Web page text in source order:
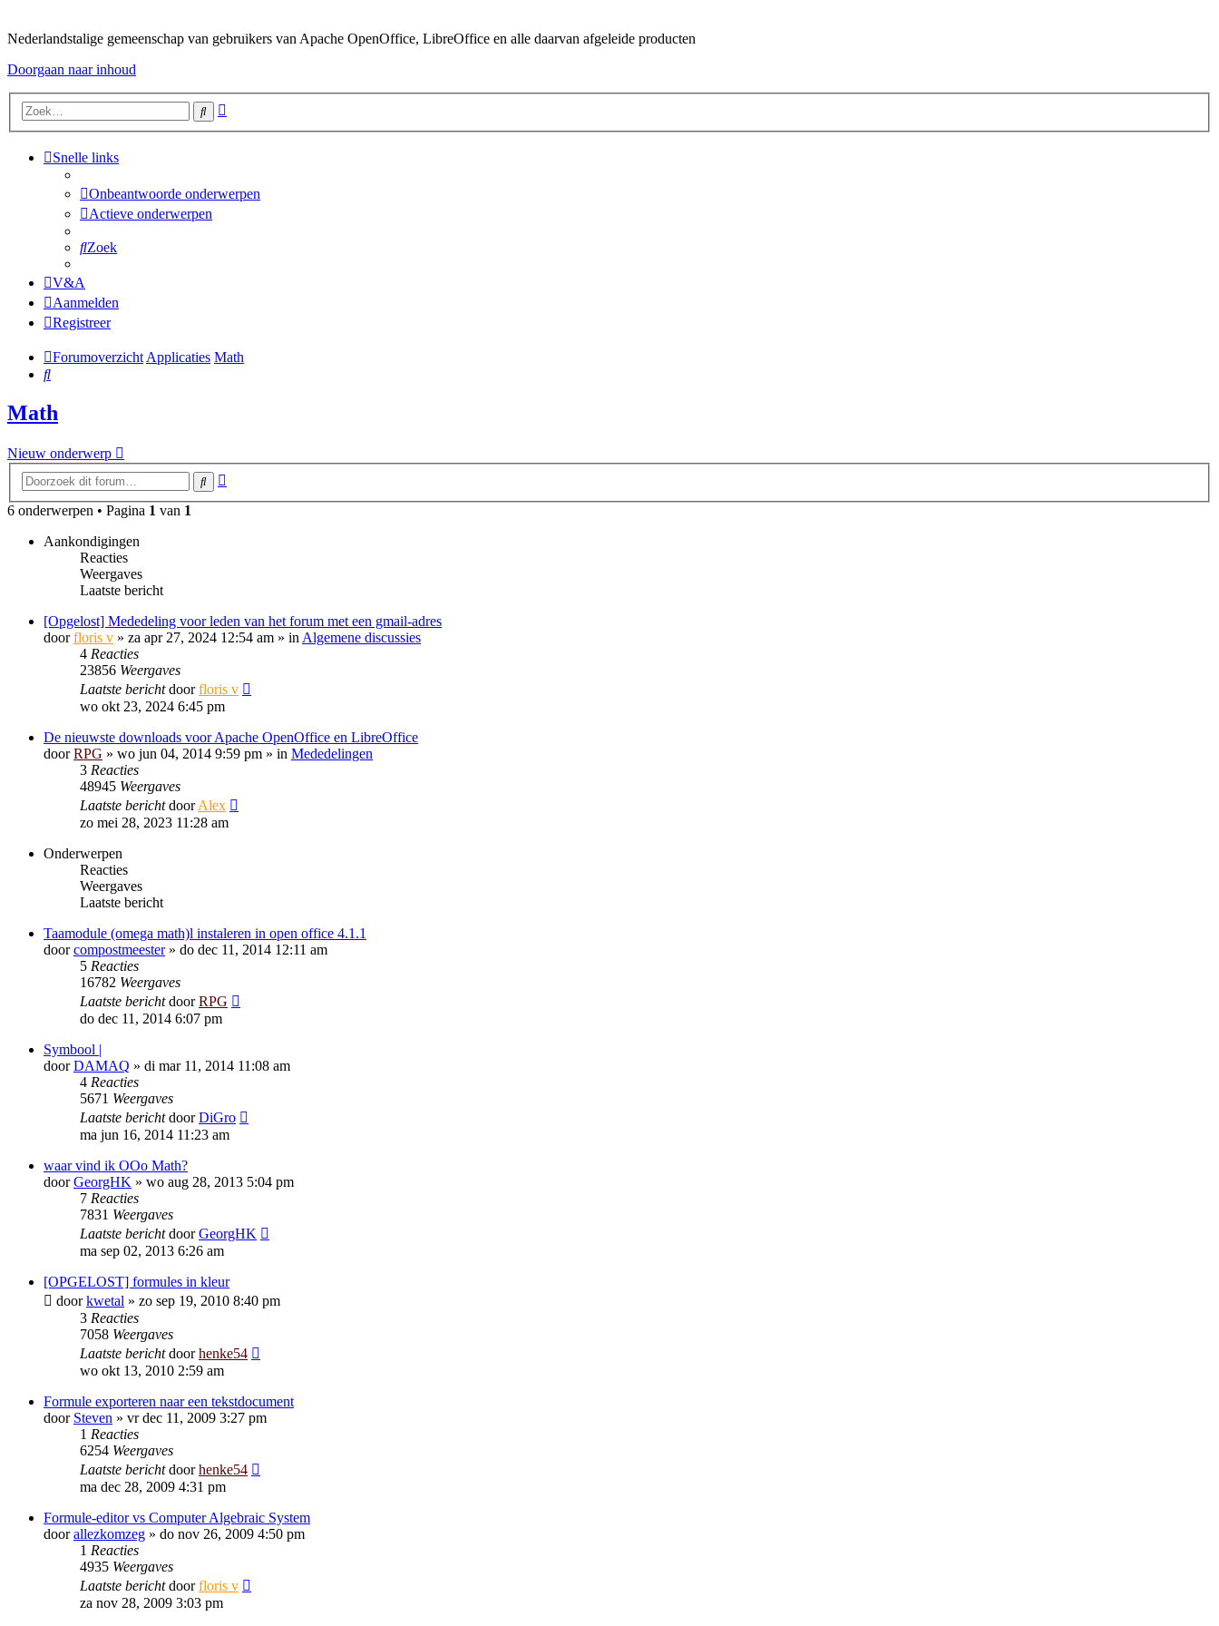
Nederlandstalige gemeenschap van gebruikers van Apache OpenOffice, LibreOffice en alle daarvan afgeleide producten
Doorgaan naar inhoud
Zoek
Snelle links
Onbeantwoorde onderwerpen
Actieve onderwerpen
Zoek
V&A
Aanmelden
Registreer
Forumoverzicht Applicaties Math
Zoek
Math
Nieuw onderwerp
Zoek
6 onderwerpen • Pagina 1 van 1
Aankondigingen
Reacties
Weergaves
Laatste bericht
[Opgelost] Mededeling voor leden van het forum met een gmail-adres
doorfloris v » za apr 27, 2024 12:54 am » in Algemene discussies
4 Reacties
23856 Weergaves
Laatste berichtdoorfloris v
wo okt 23, 2024 6:45 pm
De nieuwste downloads voor Apache OpenOffice en LibreOffice
doorRPG » wo jun 04, 2014 9:59 pm » in Mededelingen
3 Reacties
48945 Weergaves
Laatste berichtdoorAlex
zo mei 28, 2023 11:28 am
Onderwerpen
Reacties
Weergaves
Laatste bericht
Taamodule (omega math)l instaleren in open office 4.1.1
doorcompostmeester» do dec 11, 2014 12:11 am
5 Reacties
16782 Weergaves
Laatste berichtdoorRPG
do dec 11, 2014 6:07 pm
Symbool |
doorDAMAQ » di mar 11, 2014 11:08 am
4 Reacties
5671 Weergaves
Laatste berichtdoorDiGro
ma jun 16, 2014 11:23 am
waar vind ik OOo Math?
doorGeorgHK » wo aug 28, 2013 5:04 pm
7 Reacties
7831 Weergaves
Laatste berichtdoorGeorgHK
ma sep 02, 2013 6:26 am
[OPGELOST] formules in kleur
doorkwetal » zo sep 19, 2010 8:40 pm
3 Reacties
7058 Weergaves
Laatste berichtdoorhenke54
wo okt 13, 2010 2:59 am
Formule exporteren naar een tekstdocument
door Steven » vr dec 11, 2009 3:27 pm
1 Reacties
6254 Weergaves
Laatste berichtdoorhenke54
ma dec 28, 2009 4:31 pm
Formule-editor vs Computer Algebraic System
doorallezkomzeg » do nov 26, 2009 4:50 pm
1 Reacties
4935 Weergaves
Laatste berichtdoorfloris v
za nov 28, 2009 3:03 pm